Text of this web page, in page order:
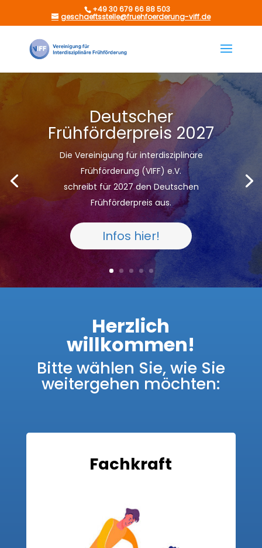
+49 30 679 66 88 503
geschaeftsstelle@fruehfoerderung-viff.de
Deutscher
Frühförderpreis 2027
Die Vereinigung für interdisziplinäre
Frühförderung (VIFF) e.V.
schreibt für 2027 den Deutschen
Frühförderpreis aus.
Infos hier!
Herzlich
willkommen!
Bitte wählen Sie, wie Sie
weitergehen möchten:
Fachkraft